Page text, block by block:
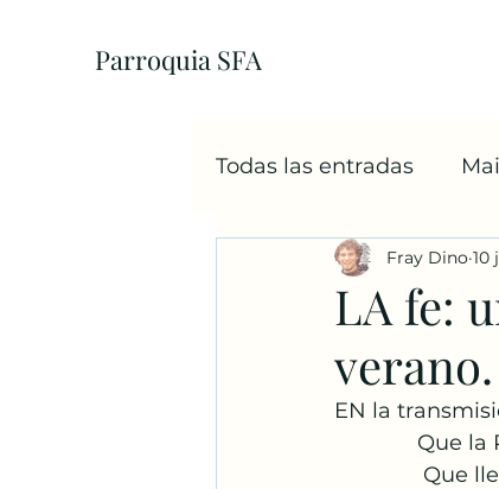
Parroquia SFA
Todas las entradas
EcoParroquia 5+1
Sacramentos
Navidad
LA fe:
verano.
Fray Dino 10
EN la